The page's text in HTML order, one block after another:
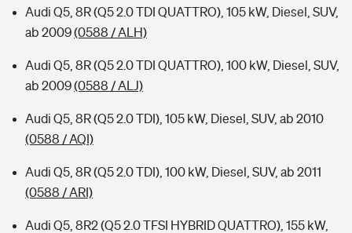
Audi Q5, 8R (Q5 2.0 TDI QUATTRO), 105 kW, Diesel, SUV,
ab 2009(0588 / ALH)
Audi Q5, 8R (Q5 2.0 TDI QUATTRO), 100 kW, Diesel, SUV,
ab 2009(0588 / ALJ)
Audi Q5, 8R (Q5 2.0 TDI), 105 kW, Diesel, SUV, ab 2010
(0588 / AQI)
Audi Q5, 8R (Q5 2.0 TDI), 100 kW, Diesel, SUV, ab 2011
(0588 / ARI)
Audi Q5, 8R2 (Q5 2.0 TFSI HYBRID QUATTRO), 155 kW,